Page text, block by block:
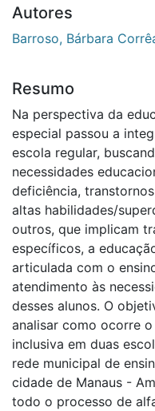
Autores
Barroso, Bárbara
Resumo
Na perspectiva da
especial passou a
escola regular,
necessidades
deficiência,
altas habilidades/
outros, que implicam
específicos, a
articulada com o
atendimento às
desses alunos. O
analisar como ocorre
inclusiva em duas
rede municipal de
cidade de Manaus -
todo o processo de